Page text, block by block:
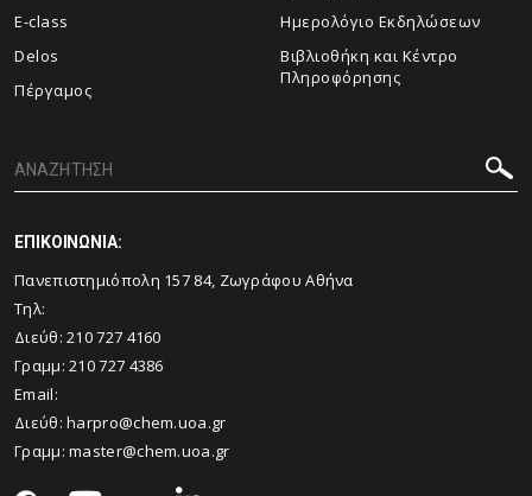
E-class
Delos
Πέργαμος
Ημερολόγιο Εκδηλώσεων
Βιβλιοθήκη και Κέντρο
Πληροφόρησης
ΕΠΙΚΟΙΝΩΝΙΑ:
Πανεπιστημιόπολη 157 84, Ζωγράφου Αθήνα
Τηλ:
Διεύθ:210 727 4160
Γραμμ:210 727 4386
Email:
Διεύθ:harpro@chem.uoa.gr
Γραμμ:master@chem.uoa.gr